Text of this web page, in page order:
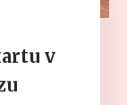
v